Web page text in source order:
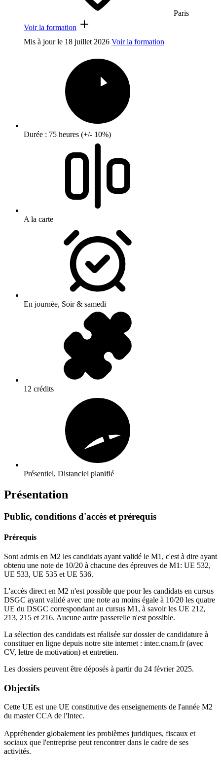
Paris
Voir la formation
Mis à jour le 18 juillet 2026 Voir la formation
Durée : 75 heures (+/- 10%)
A la carte
En journée, Soir & samedi
12 crédits
Présentiel, Distanciel planifié
Présentation
Public, conditions d'accès et prérequis
Prérequis
Sont admis en M2 les candidats ayant validé le M1, c'est à dire ayant
obtenu une note de 10/20 à chacune des épreuves de M1: UE 532,
UE 533, UE 535 et UE 536.
L'accès direct en M2 n'est possible que pour les candidats en cursus
DSGC ayant validé avec une note au moins égale à 10/20 les quatre
UE du DSGC correspondant au cursus M1, à savoir les UE 212,
213, 215 et 216. Aucune autre passerelle n'est possible.
La sélection des candidats est réalisée sur dossier de candidature à
constituer en ligne depuis notre site internet : intec.cnam.fr (avec
CV, lettre de motivation) et entretien.
Les dossiers peuvent être déposés à partir du 24 février 2025.
Objectifs
Cette UE est une UE constitutive des enseignements de l'année M2
du master CCA de l'Intec.
Appréhender globalement les problèmes juridiques, fiscaux et
sociaux que l'entreprise peut rencontrer dans le cadre de ses
activités.